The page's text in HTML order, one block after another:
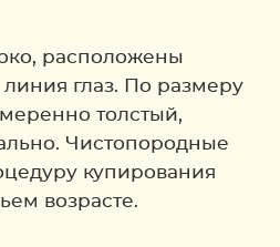
расположены
глаз. По размеру
толстый,
Чистопородные
купирования
возрасте.